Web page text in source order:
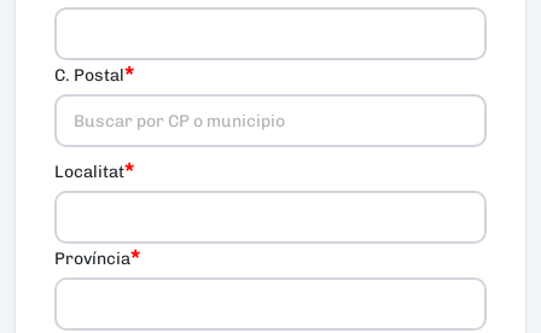
C. Postal*
Localitat*
Província*